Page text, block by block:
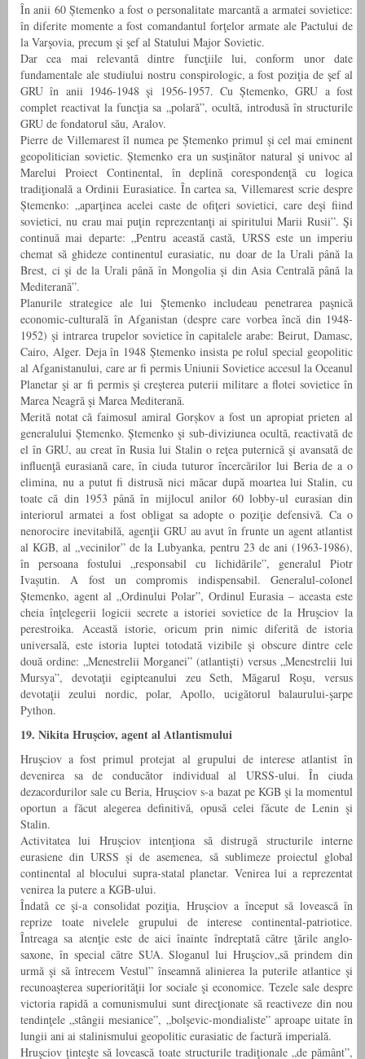
În anii 60 Ștemenko a fost o personalitate marcantă a armatei sovietice:
în diferite momente a fost comandantul forţelor armate ale Pactului de
la Varşovia, precum şi şef al Statului Major Sovietic.
Dar cea mai relevantă dintre funcţiile lui, conform unor date
fundamentale ale studiului nostru conspirologic, a fost poziţia de şef al
GRU în anii 1946-1948 şi 1956-1957. Cu Ștemenko, GRU a fost
complet reactivat la funcţia sa „polară”, ocultă, introdusă în structurile
GRU de fondatorul său, Aralov.
Pierre de Villemarest îl numea pe Ștemenko primul și cel mai eminent
geopolitician sovietic. Ștemenko era un susţinător natural şi univoc al
Marelui Proiect Continental, în deplină corespondenţă cu logica
tradiţională a Ordinii Eurasiatice. În cartea sa, Villemarest scrie despre
Ștemenko: „aparţinea acelei caste de ofiţeri sovietici, care deşi fiind
sovietici, nu erau mai puţin reprezentanţi ai spiritului Marii Rusii”. Şi
continuă mai departe: „Pentru această castă, URSS este un imperiu
chemat să ghideze continentul eurasiatic, nu doar de la Urali până la
Brest, ci şi de la Urali până în Mongolia şi din Asia Centrală până la
Mediterană”.
Planurile strategice ale lui Ștemenko includeau penetrarea paşnică
economic-culturală în Afganistan (despre care vorbea încă din 1948-
1952) şi intrarea trupelor sovietice în capitalele arabe: Beirut, Damasc,
Cairo, Alger. Deja în 1948 Ștemenko insista pe rolul special geopolitic
al Afganistanului, care ar fi permis Uniunii Sovietice accesul la Oceanul
Planetar şi ar fi permis şi creşterea puterii militare a flotei sovietice în
Marea Neagră şi Marea Mediterană.
Merită notat că faimosul amiral Gorșkov a fost un apropiat prieten al
generalului Ștemenko. Ștemenko şi sub-diviziunea ocultă, reactivată de
el în GRU, au creat în Rusia lui Stalin o reţea puternică şi avansată de
influenţă eurasiană care, în ciuda tuturor încercărilor lui Beria de a o
elimina, nu a putut fi distrusă nici măcar după moartea lui Stalin, cu
toate că din 1953 până în mijlocul anilor 60 lobby-ul eurasian din
interiorul armatei a fost obligat sa adopte o poziţie defensivă. Ca o
nenorocire inevitabilă, agenţii GRU au avut în frunte un agent atlantist
al KGB, al „vecinilor” de la Lubyanka, pentru 23 de ani (1963-1986),
în persoana fostului „responsabil cu lichidările”, generalul Piotr
Ivașutin. A fost un compromis indispensabil. Generalul-colonel
Ștemenko, agent al „Ordinului Polar”, Ordinul Eurasia – aceasta este
cheia înţelegerii logicii secrete a istoriei sovietice de la Hruşciov la
perestroika. Această istorie, oricum prin nimic diferită de istoria
universală, este istoria luptei totodată vizibile şi obscure dintre cele
două ordine: „Menestrelii Morganei” (atlantişti) versus „Menestrelii lui
Mursya”, devotaţii egipteanului zeu Seth, Măgarul Roşu, versus
devotaţii zeului nordic, polar, Apollo, ucigătorul balaurului-şarpe
Python.
19. Nikita Hruşciov, agent al Atlantismului
Hruşciov a fost primul protejat al grupului de interese atlantist în
devenirea sa de conducător individual al URSS-ului. În ciuda
dezacordurilor sale cu Beria, Hruşciov s-a bazat pe KGB şi la momentul
oportun a făcut alegerea definitivă, opusă celei făcute de Lenin şi
Stalin.
Activitatea lui Hruşciov intenţiona să distrugă structurile interne
eurasiene din URSS şi de asemenea, să sublimeze proiectul global
continental al blocului supra-statal planetar. Venirea lui a reprezentat
venirea la putere a KGB-ului.
Îndată ce şi-a consolidat poziţia, Hruşciov a început să lovească în
reprize toate nivelele grupului de interese continental-patriotice.
Întreaga sa atenţie este de aici înainte îndreptată către ţările anglo-
saxone, în special către SUA. Sloganul lui Hruşciov„să prindem din
urmă şi să întrecem Vestul” înseamnă alinierea la puterile atlantice şi
recunoaşterea superiorităţii lor sociale şi economice. Tezele sale despre
victoria rapidă a comunismului sunt direcţionate să reactiveze din nou
tendinţele „stângii mesianice”, „bolşevic-mondialiste” aproape uitate în
lungii ani ai stalinismului geopolitic eurasiatic de factură imperială.
Hruşciov ţinteşte să lovească toate structurile tradiţionale „de pământ”,